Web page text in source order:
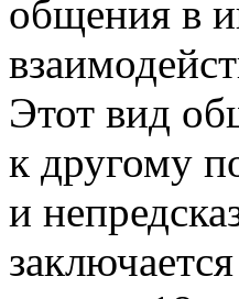
общения в
Этот вид
к другому
и